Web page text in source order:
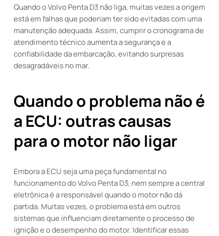
Quando o Volvo Penta D3 não liga, muitas vezes a origem
está em falhas que poderiam ter sido evitadas com uma
manutenção adequada. Assim, cumprir o cronograma de
atendimento técnico aumenta a segurança e a
confiabilidade da embarcação, evitando surpresas
desagradáveis no mar.
Quando o problema não é
a ECU: outras causas
para o motor não ligar
Embora a ECU seja uma peça fundamental no
funcionamento do Volvo Penta D3, nem sempre a central
eletrônica é a responsável quando o motor não dá
partida. Muitas vezes, o problema está em outros
sistemas que influenciam diretamente o processo de
ignição e o desempenho do motor. Identificar essas